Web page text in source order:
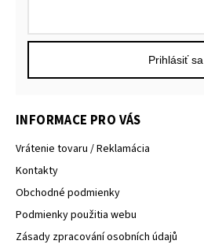
INFORMACE PRO VÁS
Vrátenie tovaru / Reklamácia
Kontakty
Obchodné podmienky
Podmienky použitia webu
Zásady zpracování osobních údajů
Prihlásiť sa